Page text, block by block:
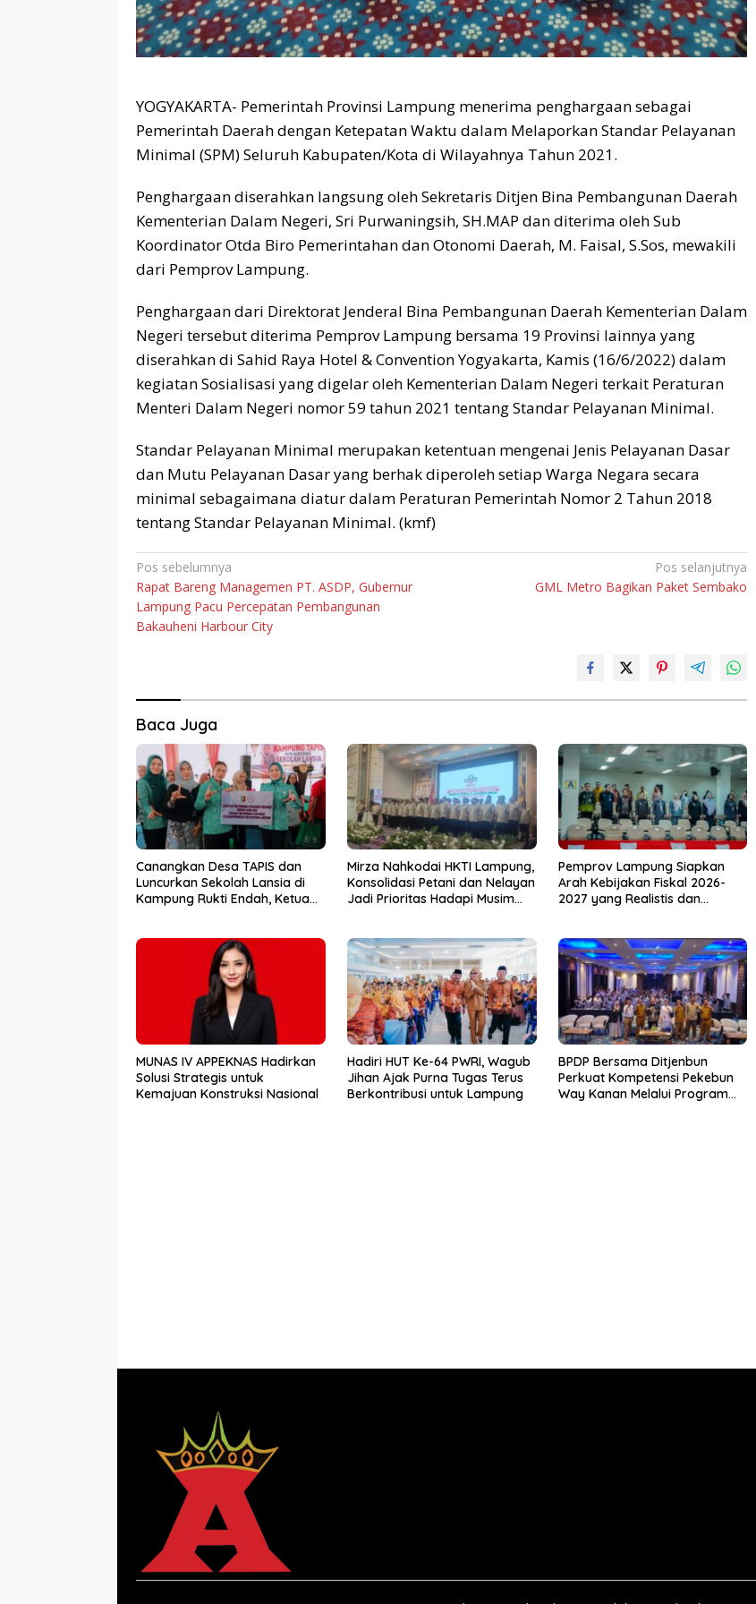
YOGYAKARTA- Pemerintah Provinsi Lampung menerima penghargaan sebagai
Pemerintah Daerah dengan Ketepatan Waktu dalam Melaporkan Standar Pelayanan
Minimal (SPM) Seluruh Kabupaten/Kota di Wilayahnya Tahun 2021.
Penghargaan diserahkan langsung oleh Sekretaris Ditjen Bina Pembangunan Daerah
Kementerian Dalam Negeri, Sri Purwaningsih, SH.MAP dan diterima oleh Sub
Koordinator Otda Biro Pemerintahan dan Otonomi Daerah, M. Faisal, S.Sos, mewakili
dari Pemprov Lampung.
Penghargaan dari Direktorat Jenderal Bina Pembangunan Daerah Kementerian Dalam
Negeri tersebut diterima Pemprov Lampung bersama 19 Provinsi lainnya yang
diserahkan di Sahid Raya Hotel & Convention Yogyakarta, Kamis (16/6/2022) dalam
kegiatan Sosialisasi yang digelar oleh Kementerian Dalam Negeri terkait Peraturan
Menteri Dalam Negeri nomor 59 tahun 2021 tentang Standar Pelayanan Minimal.
Standar Pelayanan Minimal merupakan ketentuan mengenai Jenis Pelayanan Dasar
dan Mutu Pelayanan Dasar yang berhak diperoleh setiap Warga Negara secara
minimal sebagaimana diatur dalam Peraturan Pemerintah Nomor 2 Tahun 2018
tentang Standar Pelayanan Minimal. (kmf)
Navigasi
pos
Pos sebelumnya
Rapat Bareng Managemen PT. ASDP, Gubernur
Lampung Pacu Percepatan Pembangunan
Bakauheni Harbour City
Pos selanjutnya
GML Metro Bagikan Paket Sembako
Baca Juga
Canangkan Desa TAPIS dan
Luncurkan Sekolah Lansia di
Kampung Rukti Endah, Ketua
dari Desa
Mirza Nahkodai HKTI Lampung,
Konsolidasi Petani dan Nelayan
Jadi Prioritas Hadapi Musim
Pemprov Lampung Siapkan
Arah Kebijakan Fiskal 2026-
2027 yang Realistis dan
MUNAS IV APPEKNAS Hadirkan
Solusi Strategis untuk
Kemajuan Konstruksi Nasional
Hadiri HUT Ke-64 PWRI, Wagub
Jihan Ajak Purna Tugas Terus
Berkontribusi untuk Lampung
BPDP Bersama Ditjenbun
Perkuat Kompetensi Pekebun
Way Kanan Melalui Program